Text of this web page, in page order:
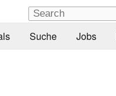
Suche Jobs